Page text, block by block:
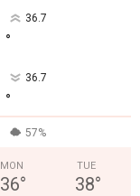
36.7
°
36.7
°
57%
MON
36°
TUE
38°